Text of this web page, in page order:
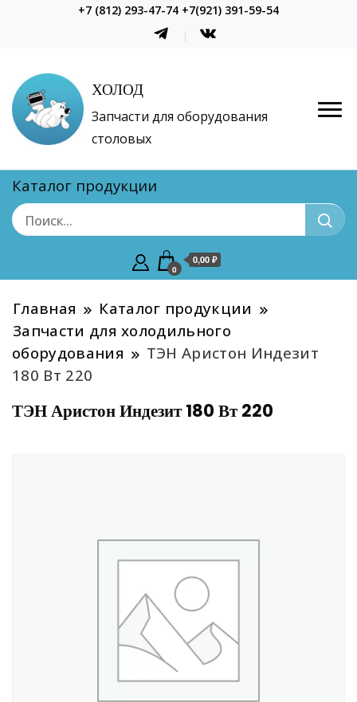
+7 (812) 293-47-74 +7(921) 391-59-54
ХОЛОД
Запчасти для оборудования
столовых
Каталог продукции
0
0,00 ₽
Главная
Каталог продукции
Запчасти для холодильного
оборудования
ТЭН Аристон Индезит
180 Вт 220
ТЭН Аристон Индезит 180 Вт 220